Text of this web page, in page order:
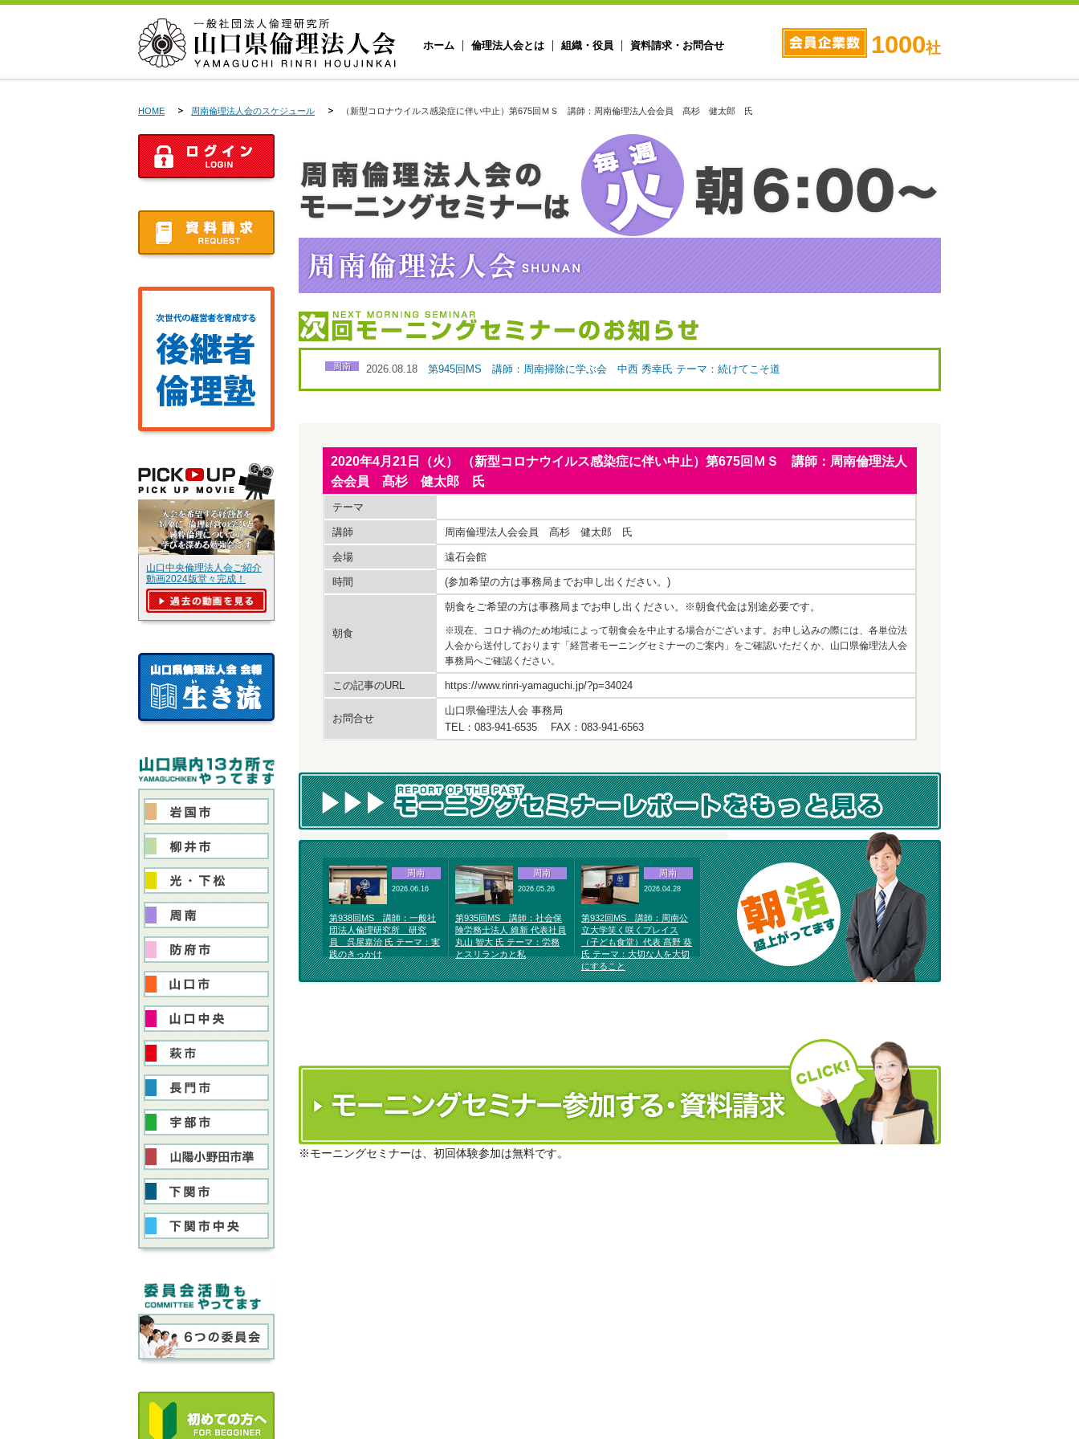
ホーム 倫理法人会とは 組織・役員 資料請求・お問合せ 1000社
HOME 周南倫理法人会のスケジュール （新型コロナウイルス感染症に伴い中止）第675回ＭＳ 講師：周南倫理法人会会員 髙杉 健太郎 氏
周南 2026.08.18 第945回MS 講師：周南掃除に学ぶ会 中西 秀幸氏 テーマ：続けてこそ道
2020年4月21日（火） （新型コロナウイルス感染症に伴い中止）第675回ＭＳ 講師：周南倫理法人
会会員 髙杉 健太郎 氏
テーマ
講師 周南倫理法人会会員 髙杉 健太郎 氏
会場 遠石会館
時間 (参加希望の方は事務局までお申し出ください。)
朝食
朝食をご希望の方は事務局までお申し出ください。※朝食代金は別途必要です。
※現在、コロナ禍のため地域によって朝食会を中止する場合がございます。お申し込みの際には、各単位法
人会から送付しております「経営者モーニングセミナーのご案内」をご確認いただくか、山口県倫理法人会
事務局へご確認ください。
この記事のURL https://www.rinri-yamaguchi.jp/?p=34024
お問合せ
山口県倫理法人会 事務局
TEL：083-941-6535 FAX：083-941-6563
周南
2026.06.16
第938回MS 講師：一般社
団法人倫理研究所 研究
員 呉屋嘉治 氏 テーマ：実
践のきっかけ
周南
2026.05.26
第935回MS 講師：社会保
険労務士法人 維新 代表社員
丸山 智大 氏 テーマ：労務
とスリランカと私
周南
2026.04.28
第932回MS 講師：周南公
立大学笑く咲くプレイス
（子ども食堂）代表 髙野 葵
氏 テーマ：大切な人を大切
にすること
※モーニングセミナーは、初回体験参加は無料です。
山口中央倫理法人会ご紹介
動画2024版堂々完成！